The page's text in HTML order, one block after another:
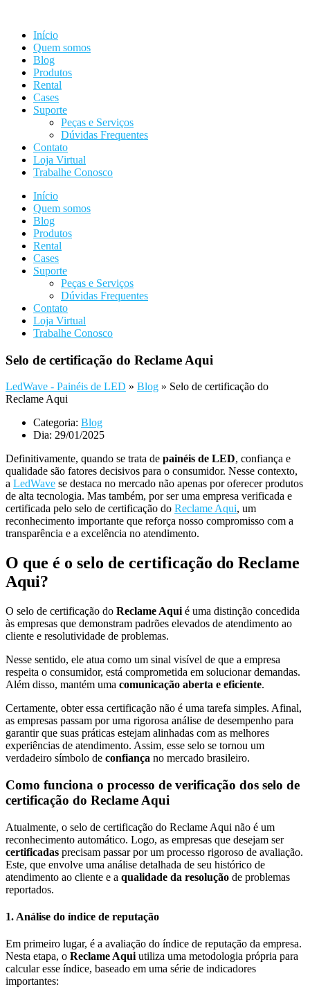
conteúdo
Início
Quem somos
Blog
Produtos
Rental
Cases
Suporte
Peças e Serviços
Dúvidas Frequentes
Contato
Loja Virtual
Trabalhe Conosco
Início
Quem somos
Blog
Produtos
Rental
Cases
Suporte
Peças e Serviços
Dúvidas Frequentes
Contato
Loja Virtual
Trabalhe Conosco
Selo de certificação do Reclame Aqui
LedWave - Painéis de LED » Blog » Selo de certificação do
Reclame Aqui
Categoria: Blog
Dia: 29/01/2025
Definitivamente, quando se trata de painéis de LED, confiança e
qualidade são fatores decisivos para o consumidor. Nesse contexto,
a LedWave se destaca no mercado não apenas por oferecer produtos
de alta tecnologia. Mas também, por ser uma empresa verificada e
certificada pelo selo de certificação do Reclame Aqui, um
reconhecimento importante que reforça nosso compromisso com a
transparência e a excelência no atendimento.
O que é o selo de certificação do Reclame
Aqui?
O selo de certificação do Reclame Aqui é uma distinção concedida
às empresas que demonstram padrões elevados de atendimento ao
cliente e resolutividade de problemas.
Nesse sentido, ele atua como um sinal visível de que a empresa
respeita o consumidor, está comprometida em solucionar demandas.
Além disso, mantém uma comunicação aberta e eficiente.
Certamente, obter essa certificação não é uma tarefa simples. Afinal,
as empresas passam por uma rigorosa análise de desempenho para
garantir que suas práticas estejam alinhadas com as melhores
experiências de atendimento. Assim, esse selo se tornou um
verdadeiro símbolo de confiança no mercado brasileiro.
Como funciona o processo de verificação dos selo de
certificação do Reclame Aqui
Atualmente, o selo de certificação do Reclame Aqui não é um
reconhecimento automático. Logo, as empresas que desejam ser
certificadas precisam passar por um processo rigoroso de avaliação.
Este, que envolve uma análise detalhada de seu histórico de
atendimento ao cliente e a qualidade da resolução de problemas
reportados.
1. Análise do índice de reputação
Em primeiro lugar, é a avaliação do índice de reputação da empresa.
Nesta etapa, o Reclame Aqui utiliza uma metodologia própria para
calcular esse índice, baseado em uma série de indicadores
importantes: